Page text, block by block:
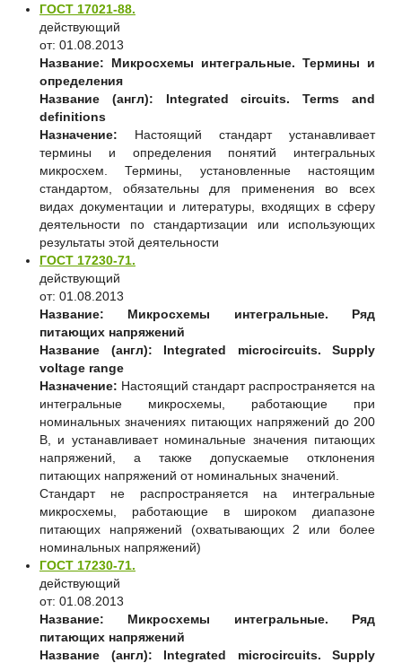
ГОСТ 17021-88.
действующий
от: 01.08.2013
Название:
Микросхемы интегральные. Термины и
определения
Название (англ):
Integrated circuits. Terms and
definitions
Назначение: Настоящий стандарт устанавливает
термины и определения понятий интегральных
микросхем. Термины, установленные настоящим
стандартом, обязательны для применения во всех
видах документации и литературы, входящих в сферу
деятельности по стандартизации или использующих
результаты этой деятельности
ГОСТ 17230-71.
действующий
от: 01.08.2013
Название:
Микросхемы интегральные. Ряд
питающих напряжений
Название (англ):
Integrated microcircuits. Supply
voltage range
Назначение: Настоящий стандарт распространяется на
интегральные микросхемы, работающие при
номинальных значениях питающих напряжений до 200
В, и устанавливает номинальные значения питающих
напряжений, а также допускаемые отклонения
питающих напряжений от номинальных значений.
Стандарт не распространяется на интегральные
микросхемы, работающие в широком диапазоне
питающих напряжений (охватывающих 2 или более
номинальных напряжений)
ГОСТ 17230-71.
действующий
от: 01.08.2013
Название:
Микросхемы интегральные. Ряд
питающих напряжений
Название (англ):
Integrated microcircuits. Supply